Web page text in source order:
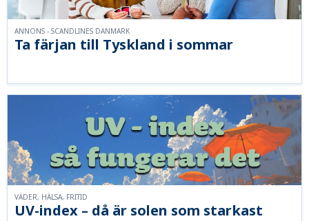
Ta färjan till Tyskland i sommar
ANNONS - SCANDLINES DANMARK
UV-index – då är solen som starkast
VÄDER, HÄLSA, FRITID